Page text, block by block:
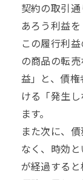
契約の取引
あろう利益
この履行利
の商品の転
益」と、債
ける「発生
ます。
また次に、
なく、時効
が経過すると